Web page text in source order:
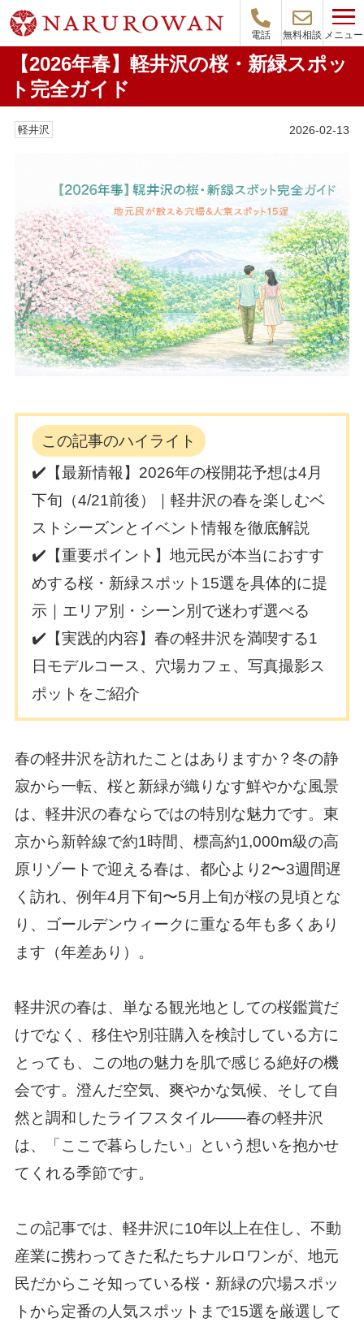
電話 無料相談 メニュー
【2026年春】軽井沢の桜・新緑スポッ
ト完全ガイド
軽井沢 2026-02-13
この記事のハイライト
✔️【最新情報】2026年の桜開花予想は4月
下旬（4/21前後）｜軽井沢の春を楽しむベ
ストシーズンとイベント情報を徹底解説
✔️【重要ポイント】地元民が本当におすす
めする桜・新緑スポット15選を具体的に提
示｜エリア別・シーン別で迷わず選べる
✔️【実践的内容】春の軽井沢を満喫する1
日モデルコース、穴場カフェ、写真撮影ス
ポットをご紹介
春の軽井沢を訪れたことはありますか？冬の静
寂から一転、桜と新緑が織りなす鮮やかな風景
は、軽井沢の春ならではの特別な魅力です。東
京から新幹線で約1時間、標高約1,000m級の高
原リゾートで迎える春は、都心より2〜3週間遅
く訪れ、例年4月下旬〜5月上旬が桜の見頃とな
り、ゴールデンウィークに重なる年も多くあり
ます（年差あり）。
軽井沢の春は、単なる観光地としての桜鑑賞だ
けでなく、移住や別荘購入を検討している方に
とっても、この地の魅力を肌で感じる絶好の機
会です。澄んだ空気、爽やかな気候、そして自
然と調和したライフスタイル——春の軽井沢
は、「ここで暮らしたい」という想いを抱かせ
てくれる季節です。
この記事では、軽井沢に10年以上在住し、不動
産業に携わってきた私たちナルロワンが、地元
民だからこそ知っている桜・新緑の穴場スポッ
トから定番の人気スポットまで15選を厳選して